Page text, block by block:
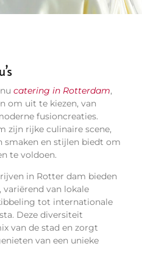
catering in Rotterdam,
om uit te kiezen, van
fusioncreaties.
zijn rijke culinaire scene,
smaken en stijlen biedt om
te voldoen.
in Rotter dam bieden
variërend van lokale
tot internationale
Deze diversiteit
van de stad en zorgt
van een unieke